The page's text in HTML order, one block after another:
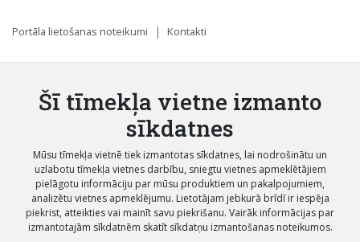
Portāla lietošanas noteikumi Kontakti
Šī tīmekļa vietne izmanto
sīkdatnes
Mūsu tīmekļa vietnē tiek izmantotas sīkdatnes, lai nodrošinātu un
uzlabotu tīmekļa vietnes darbību, sniegtu vietnes apmeklētājiem
pielāgotu informāciju par mūsu produktiem un pakalpojumiem,
analizētu vietnes apmeklējumu. Lietotājam jebkurā brīdī ir iespēja
piekrist, atteikties vai mainīt savu piekrišanu. Vairāk informācijas par
izmantotajām sīkdatnēm skatīt sīkdatņu izmantošanas noteikumos.